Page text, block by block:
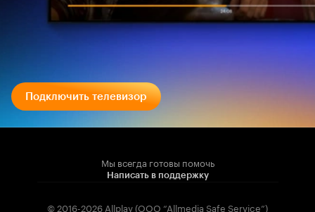
Подключить телевизор
Мы всегда готовы помочь
Написать в поддержку
© 2016-2026 Allplay (OOO “Allmedia Safe Service”)